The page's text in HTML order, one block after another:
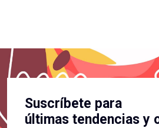
Suscríbete para
últimas tendencias y